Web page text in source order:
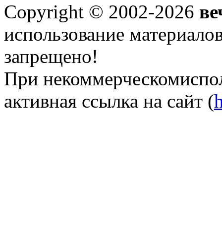
Copyright © 2002-2026
использование
запрещено!
При
активная ссылка на сайт (